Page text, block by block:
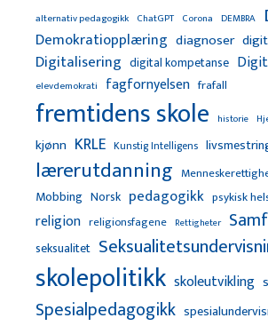
alternativ pedagogikk ChatGPT Corona DEMBRA
Demokratiopplæring diagnoser
Digitalisering digital kompetanse
elevdemokrati fagfornyelsen frafall
fremtidens skole historie
kjønn KRLE Kunstig Intelligens
lærerutdanning
Mobbing Norsk pedagogikk psykisk
religion religionsfagene Rettigheter
seksualitet
skolepolitikk skoleutvikling
Spesialpedagogikk